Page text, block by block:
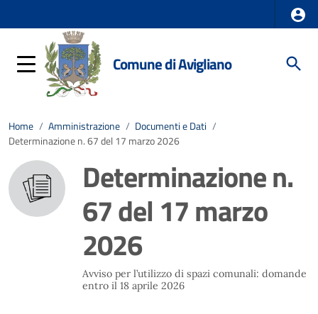
Comune di Avigliano
Home / Amministrazione / Documenti e Dati /
Determinazione n. 67 del 17 marzo 2026
Determinazione n.
67 del 17 marzo
2026
Avviso per l’utilizzo di spazi comunali: domande
entro il 18 aprile 2026